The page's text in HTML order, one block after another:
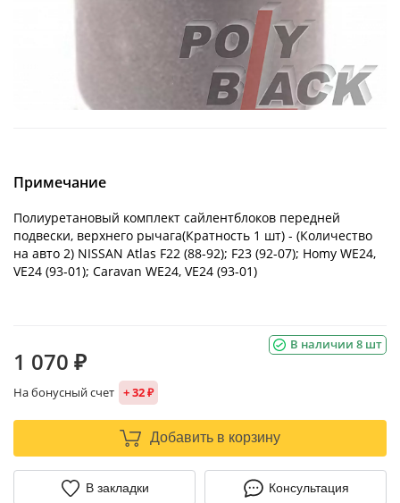
Примечание
Полиуретановый комплект сайлентблоков передней
подвески, верхнего рычага(Кратность 1 шт) - (Количество
на авто 2) NISSAN Atlas F22 (88-92); F23 (92-07); Homy WE24,
VE24 (93-01); Caravan WE24, VE24 (93-01)
В наличии 8 шт
1 070 ₽
На бонусный счет + 32 ₽
Добавить в корзину
В закладки Консультация